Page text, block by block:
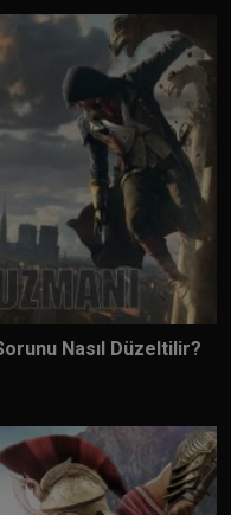
Nasıl Düzeltilir?